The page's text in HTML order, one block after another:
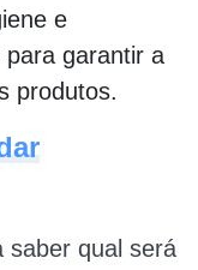
e
para garantir a
produtos.
saber qual será